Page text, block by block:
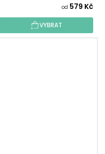
od 579 Kč
VYBRAT